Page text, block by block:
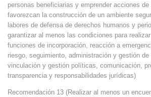
personas beneficiarias y emprender acciones
favorezcan la construcción de un ambiente
labores de defensa de derechos humanos y
garantizar al menos las condiciones para
funciones de incorporación, reacción a
riesgo, seguimiento, administración y gestión
vinculación y gestión políticas, comunicación,
transparencia y responsabilidades jurídicas)
Recomendación 13 (Realizar al menos un